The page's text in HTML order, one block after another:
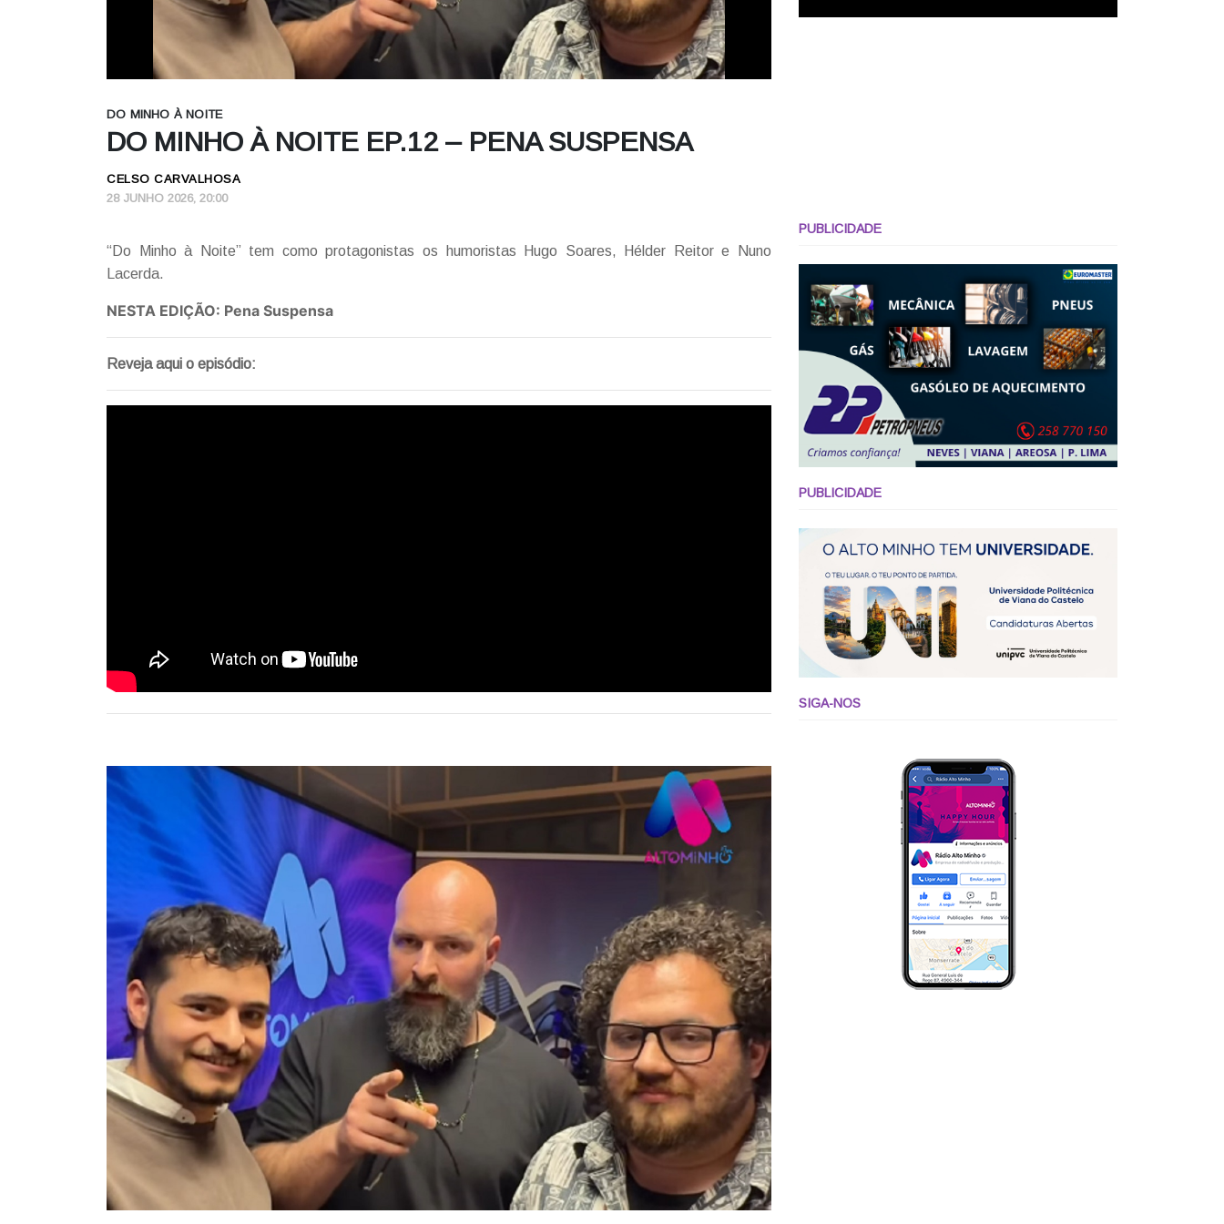
DO MINHO À NOITE
DO MINHO À NOITE EP.12 – PENA SUSPENSA
CELSO CARVALHOSA
28 JUNHO 2026, 20:00
“Do Minho à Noite” tem como protagonistas os humoristas Hugo Soares, Hélder Reitor e Nuno
Lacerda.
NESTA EDIÇÃO: Pena Suspensa
Reveja aqui o episódio:
PUBLICIDADE
PUBLICIDADE
SIGA-NOS